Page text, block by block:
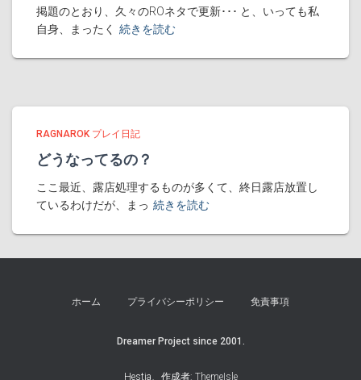
掲題のとおり、久々のROネタで更新･･･ と、いっても私
自身、まったく
続きを読む
RAGNAROK プレイ日記
どうなってるの？
ここ最近、露店処理するものが多くて、終日露店放置し
ているわけだが、まっ 続きを読む
ホーム プライバシーポリシー 免責事項
Dreamer Project since 2001.
Hestia、作成者: ThemeIsle